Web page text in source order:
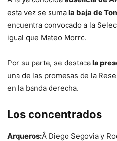
esta vez se suma la baja de
encuentra convocado a la
igual que Mateo Morro.
Por su parte, se destacala
una de las promesas de la
en la banda derecha.
Los concentrados
Arqueros:Â Diego Segovia y